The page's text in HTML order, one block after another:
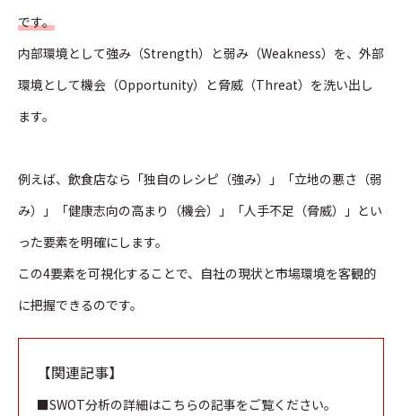
です。
内部環境として強み（Strength）と弱み（Weakness）を、外部
環境として機会（Opportunity）と脅威（Threat）を洗い出し
ます。
例えば、飲食店なら「独自のレシピ（強み）」「立地の悪さ（弱
み）」「健康志向の高まり（機会）」「人手不足（脅威）」とい
った要素を明確にします。
この4要素を可視化することで、自社の現状と市場環境を客観的
に把握できるのです。
【関連記事】
■SWOT分析の詳細はこちらの記事をご覧ください。